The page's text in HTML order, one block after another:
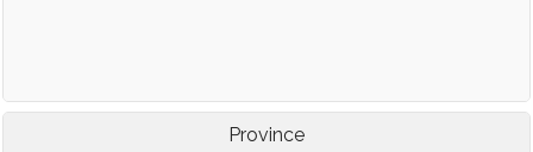
Province